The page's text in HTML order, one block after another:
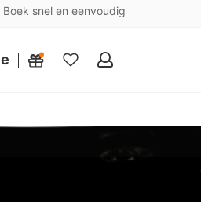
Boek snel en eenvoudig
Mijn